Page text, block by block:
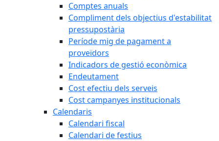
Comptes anuals
Compliment dels objectius d'estabilitat
pressupostària
Període mig de pagament a
proveïdors
Indicadors de gestió econòmica
Endeutament
Cost efectiu dels serveis
Cost campanyes institucionals
Calendaris
Calendari fiscal
Calendari de festius